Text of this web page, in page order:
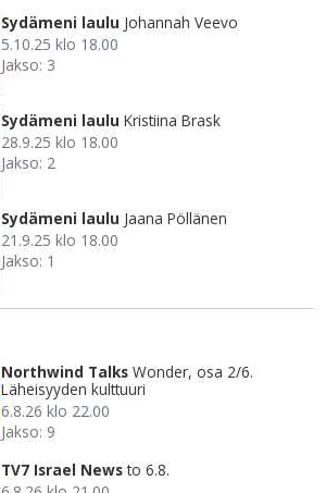
Sydämeni laulu Johannah Veevo
5.10.25 klo 18.00
Jakso: 3
Sydämeni laulu Kristiina Brask
28.9.25 klo 18.00
Jakso: 2
Sydämeni laulu Jaana Pöllänen
21.9.25 klo 18.00
Jakso: 1
Northwind Talks Wonder, osa 2/6.
Läheisyyden kulttuuri
6.8.26 klo 22.00
Jakso: 9
TV7 Israel News to 6.8.